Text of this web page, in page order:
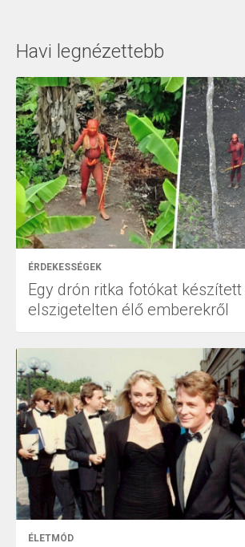
Havi legnézettebb
ÉRDEKESSÉGEK
Egy drón ritka fotókat
elszigetelten élő emberekről
ÉLETMÓD